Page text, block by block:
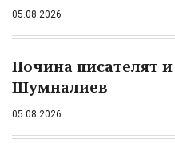
05.08.2026
Почина писателят
Шумналиев
05.08.2026